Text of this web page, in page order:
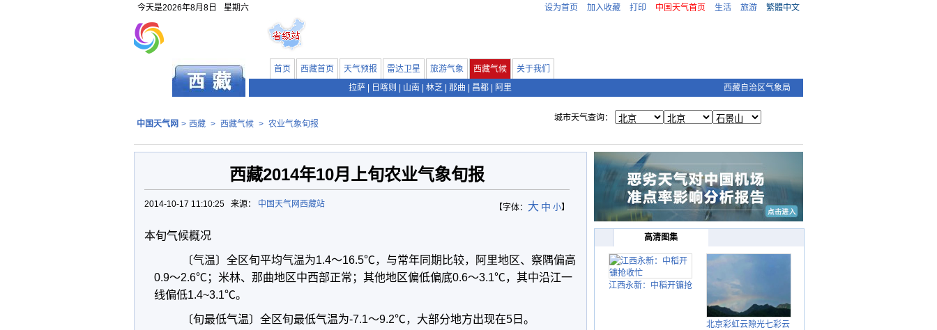
今天是2026年8月8日 星期六 设为首页 加入收藏 打印 中国天气首页 生活 旅游 繁體中文
首页 西藏首页 天气预报 雷达卫星 旅游气象 西藏气候
关于我们
拉萨
日喀则 山南 林芝 那曲 昌都 阿里 西藏自治区气象局
中国天气网 > 西藏 > 西藏气候 > 农业气象旬报
城市天气查询：
西藏2014年10月上旬农业气象旬报
【字体： 大 中 小】
2014-10-17 11:10:25 来源： 中国天气网西藏站
本旬气候概况
〔气温〕全区旬平均气温为1.4～16.5℃，与常年同期比较，阿里地区、察隅偏高
0.9～2.6℃；米林、那曲地区中西部正常；其他地区偏低偏底0.6～3.1℃，其中沿江一
线偏低1.4~3.1℃。
〔旬最低气温〕全区旬最低气温为-7.1～9.2℃，大部分地方出现在5日。
高清图集
江西永新：中稻开镰抢
北京彩虹云隙光七彩云